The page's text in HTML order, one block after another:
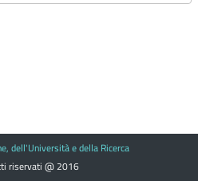
dell'Università e della Ricerca
riservati @ 2016